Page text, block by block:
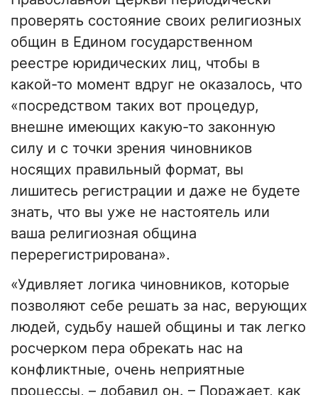
проверять состояние своих религиозных
общин в Едином государственном
реестре юридических лиц, чтобы в
какой-то момент вдруг не оказалось, что
«посредством таких вот процедур,
внешне имеющих какую-то законную
силу и с точки зрения чиновников
носящих правильный формат, вы
лишитесь регистрации и даже не будете
знать, что вы уже не настоятель или
ваша религиозная община
перерегистрирована».
«Удивляет логика чиновников, которые
позволяют себе решать за нас, верующих
людей, судьбу нашей общины и так легко
росчерком пера обрекать нас на
конфликтные, очень неприятные
процессы, – добавил он. – Поражает, как